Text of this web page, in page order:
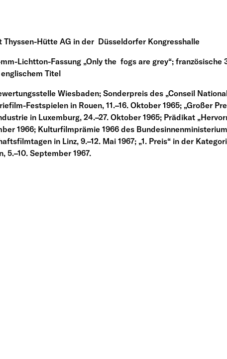
Hütte AG in der Düsseldorfer Kongresshalle
Lichtton-Fassung „Only the fogs are grey“;
Titel
Wiesbaden; Sonderpreis des „Conseil
Festspielen in Rouen, 11.–16. Oktober 1965; „Großer
in Luxemburg, 24.–27. Oktober 1965; Prädikat
1966; Kulturfilmprämie 1966 des
in Linz, 9.–12. Mai 1967; „1. Preis“ in der
September 1967.